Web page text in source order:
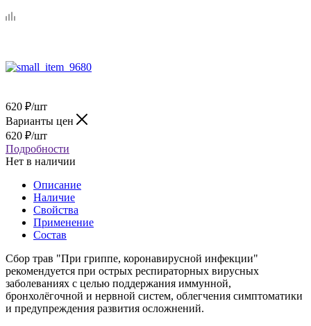
620 ₽/шт
Варианты цен
620 ₽/шт
Подробности
Нет в наличии
Описание
Наличие
Свойства
Применение
Состав
Сбор трав "При гриппе, коронавирусной инфекции"
рекомендуется при острых респираторных вирусных
заболеваниях с целью поддержания иммунной,
бронхолёгочной и нервной систем, облегчения симптоматики
и предупреждения развития осложнений.